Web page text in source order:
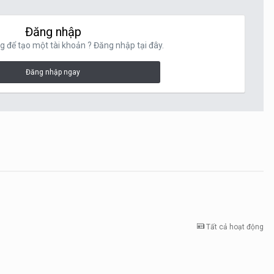
Đăng nhập
để tạo một tài khoản ? Đăng nhập tại đây.
Đăng nhập ngay
Tất cả hoạt động